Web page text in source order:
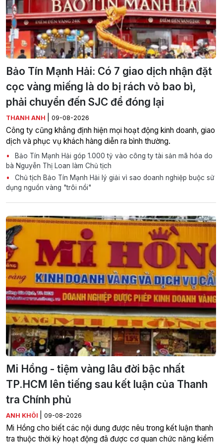
Bảo Tín Mạnh Hải: Có 7 giao dịch nhận đặt
cọc vàng miếng là do bị rách vỏ bao bì,
phải chuyển đến SJC để đóng lại
THANH ANH 09-08-2026
Công ty cũng khẳng định hiện mọi hoạt động kinh doanh, giao
dịch và phục vụ khách hàng diễn ra bình thường.
Bảo Tín Mạnh Hải góp 1.000 tỷ vào công ty tài sản mã hóa do
bà Nguyễn Thị Loan làm Chủ tịch
Chủ tịch Bảo Tín Mạnh Hải lý giải vì sao doanh nghiệp buộc sử
dụng nguồn vàng "trôi nổi"
Mi Hồng - tiệm vàng lâu đời bậc nhất
TP.HCM lên tiếng sau kết luận của Thanh
tra Chính phủ
ANH KHÔI 09-08-2026
Mi Hồng cho biết các nội dung được nêu trong kết luận thanh
tra thuộc thời kỳ hoạt động đã được cơ quan chức năng kiểm